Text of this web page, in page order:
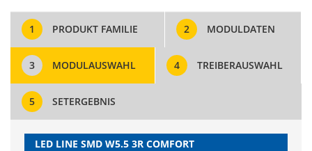
1 PRODUKT FAMILIE 2 MODULDATEN
3 MODULAUSWAHL 4 TREIBERAUSWAHL
5 SETERGEBNIS
LED LINE SMD W5.5 3R COMFORT